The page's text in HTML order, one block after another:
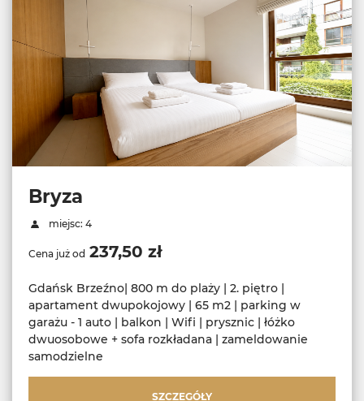
Bryza
miejsc: 4
Cena już od 237,50 zł
Gdańsk Brzeźno| 800 m do plaży | 2. piętro |
apartament dwupokojowy | 65 m2 | parking w
garażu - 1 auto | balkon | Wifi | prysznic | łóżko
dwuosobowe + sofa rozkładana | zameldowanie
samodzielne
SZCZEGÓŁY